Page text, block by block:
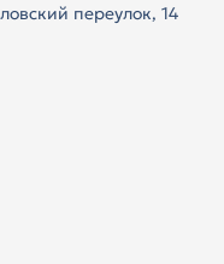
переулок, 14